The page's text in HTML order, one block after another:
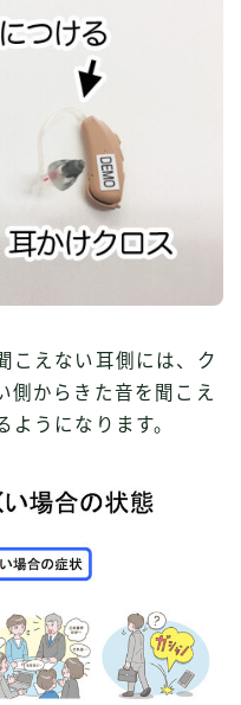
こえない耳側には、ク
側からきた音を聞こえ
ようになります。